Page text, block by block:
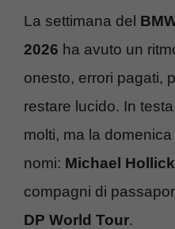
La settimana del
2026 ha avuto un
onesto, errori pagati,
restare lucido. In
molti, ma la
nomi: Michael Hollick
compagni di
DP World Tour.